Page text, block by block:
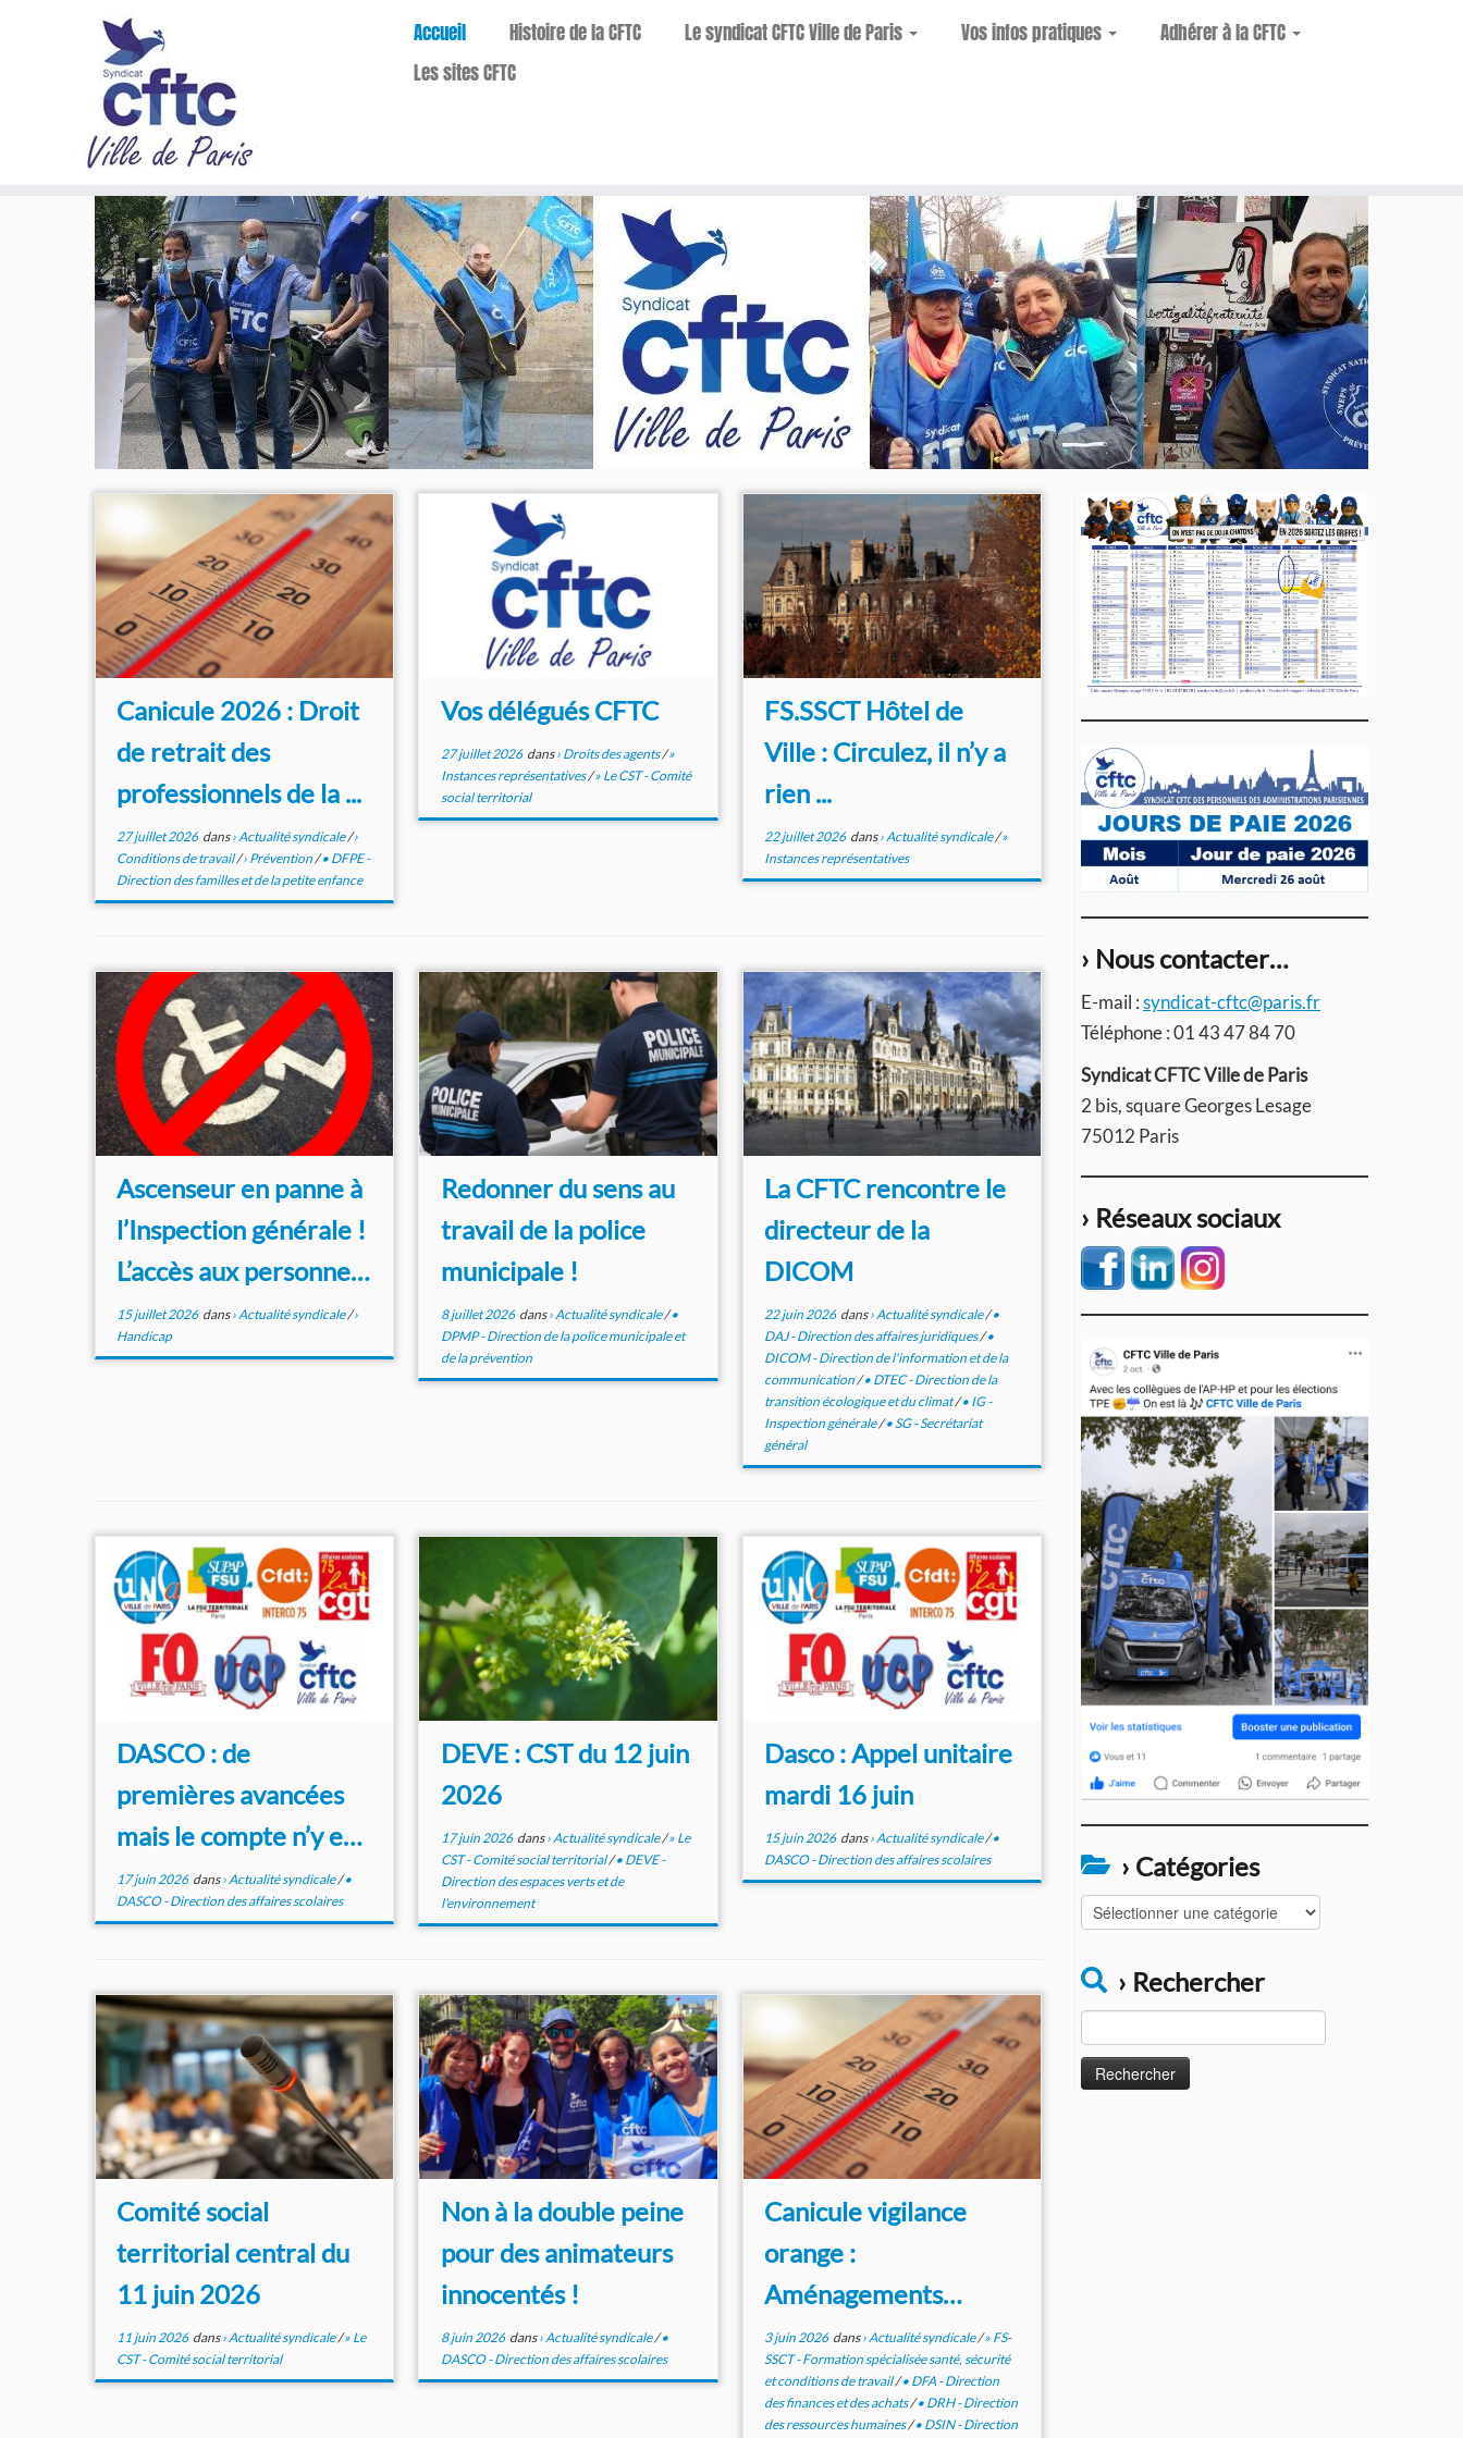
Accueil Histoire de la CFTC Le syndicat CFTC Ville de Paris Vos infos pratiques
Adhérer à la CFTC
Les sites CFTC
Canicule 2026 : Droit
de retrait des
professionnels de la ...
27 juillet 2026dans› Actualité syndicale/›
Conditions de travail/› Prévention/• DFPE -
Direction des familles et de la petite enfance
Vos délégués CFTC
27 juillet 2026dans› Droits des agents/»
Instances représentatives/» Le CST - Comité
social territorial
FS.SSCT Hôtel de
Ville : Circulez, il n’y a
rien ...
22 juillet 2026dans› Actualité syndicale/»
Instances représentatives
Ascenseur en panne à
l’Inspection générale !
L’accès aux personnes
...
15 juillet 2026dans› Actualité syndicale/›
Handicap
Redonner du sens au
travail de la police
municipale !
8 juillet 2026dans› Actualité syndicale/•
DPMP - Direction de la police municipale et
de la prévention
La CFTC rencontre le
directeur de la
DICOM
22 juin 2026dans› Actualité syndicale/•
DAJ - Direction des affaires juridiques/•
DICOM - Direction de l'information et de la
communication/• DTEC - Direction de la
transition écologique et du climat/• IG -
Inspection générale/• SG - Secrétariat
général
DASCO : de
premières avancées
mais le compte n’y est
...
17 juin 2026dans› Actualité syndicale/•
DASCO - Direction des affaires scolaires
DEVE : CST du 12 juin
2026
17 juin 2026dans› Actualité syndicale/» Le
CST - Comité social territorial/• DEVE -
Direction des espaces verts et de
l'environnement
Dasco : Appel unitaire
mardi 16 juin
15 juin 2026dans› Actualité syndicale/•
DASCO - Direction des affaires scolaires
Comité social
territorial central du
11 juin 2026
11 juin 2026dans› Actualité syndicale/» Le
CST - Comité social territorial
Non à la double peine
pour des animateurs
innocentés !
8 juin 2026dans› Actualité syndicale/•
DASCO - Direction des affaires scolaires
Canicule vigilance
orange :
Aménagements
horaires et salles
rafraîchissantes
3 juin 2026dans› Actualité syndicale/» FS-
SSCT - Formation spécialisée santé, sécurité
et conditions de travail/• DFA - Direction
des finances et des achats/• DRH - Direction
des ressources humaines/• DSIN - Direction
› Nous contacter…
E-mail :syndicat-cftc@paris.fr
Téléphone : 01 43 47 84 70
Syndicat CFTC Ville de Paris
2 bis, square Georges Lesage
75012 Paris
› Réseaux sociaux
› Catégories
Catégories
› Rechercher